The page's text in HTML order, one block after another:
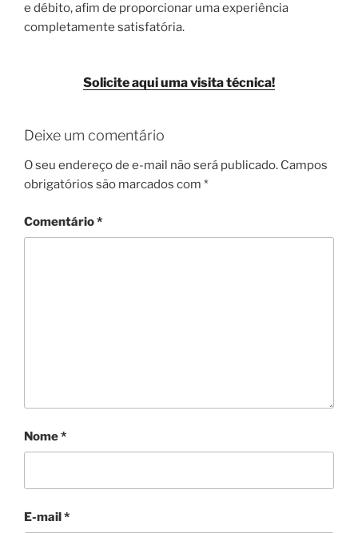
e débito, afim de proporcionar uma experiência
completamente satisfatória.
Solicite aqui uma visita técnica!
Deixe um comentário
O seu endereço de e-mail não será publicado. Campos
obrigatórios são marcados com *
Comentário*
Nome*
E-mail*